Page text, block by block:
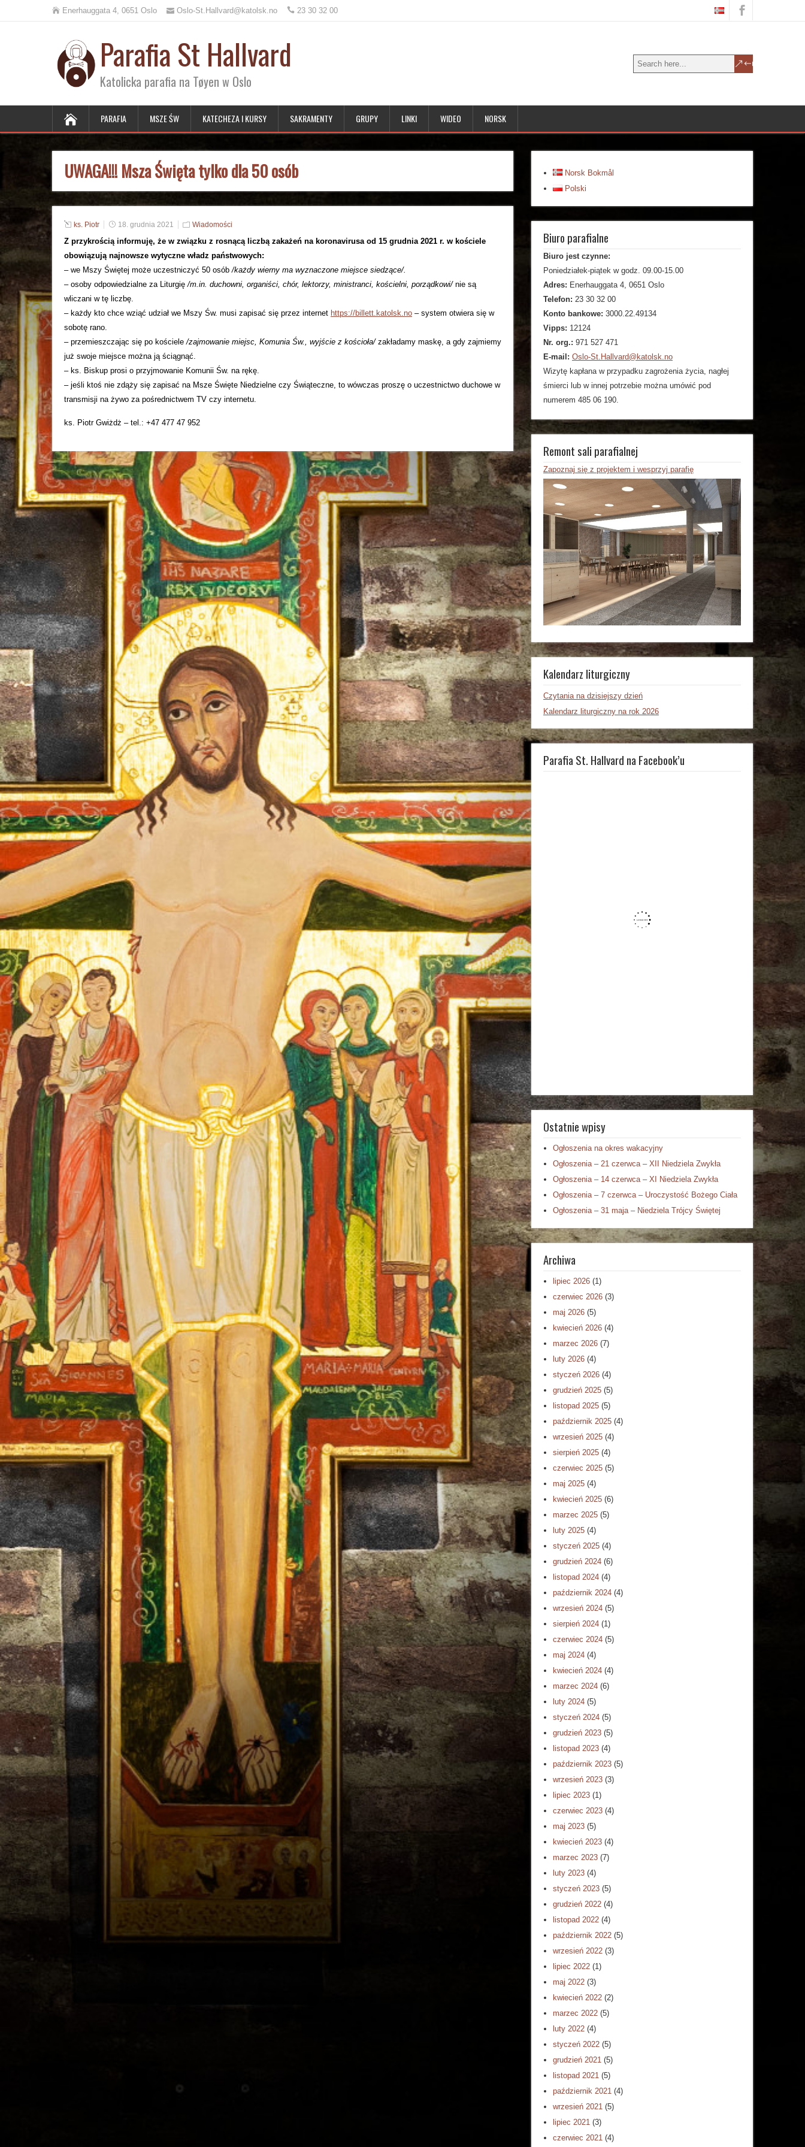
Enerhauggata 4, 0651 Oslo Oslo-St.Hallvard@katolsk.no 23 30 32 00
Parafia St Hallvard
Katolicka parafia na Tøyen w Oslo
PARAFIA MSZE ŚW KATECHEZA I KURSY SAKRAMENTY GRUPY LINKI WIDEO NORSK
UWAGA!!! Msza Święta tylko dla 50 osób
ks. Piotr 18. grudnia 2021 Wiadomości
Z przykrością informuję, że w związku z rosnącą liczbą zakażeń na koronavirusa od 15 grudnia 2021 r. w kościele
obowiązują najnowsze wytyczne władz państwowych:
– we Mszy Świętej może uczestniczyć 50 osób/każdy wierny ma wyznaczone miejsce siedzące/.
– osoby odpowiedzialne za Liturgię/m.in. duchowni, organiści, chór, lektorzy, ministranci, kościelni, porządkowi/nie są
wliczani w tę liczbę.
– każdy kto chce wziąć udział we Mszy Św. musi zapisać się przez internet https://billett.katolsk.no – system otwiera się w
sobotę rano.
– przemieszczając się po kościele/zajmowanie miejsc, Komunia Św., wyjście z kościoła/zakładamy maskę, a gdy zajmiemy
już swoje miejsce można ją ściągnąć.
– ks. Biskup prosi o przyjmowanie Komunii Św. na rękę.
– jeśli ktoś nie zdąży się zapisać na Msze Święte Niedzielne czy Świąteczne, to wówczas proszę o uczestnictwo duchowe w
transmisji na żywo za pośrednictwem TV czy internetu.
ks. Piotr Gwiżdż – tel.: +47 477 47 952
Norsk Bokmål
Polski
Biuro parafialne
Biuro jest czynne:
Poniedziałek-piątek w godz. 09.00-15.00
Adres: Enerhauggata 4, 0651 Oslo
Telefon: 23 30 32 00
Konto bankowe: 3000.22.49134
Vipps: 12124
Nr. org.: 971 527 471
E-mail: Oslo-St.Hallvard@katolsk.no
Wizytę kapłana w przypadku zagrożenia życia, nagłej
śmierci lub w innej potrzebie można umówić pod
numerem 485 06 190.
Remont sali parafialnej
Zapoznaj się z projektem i wesprzyj parafię
Kalendarz liturgiczny
Czytania na dzisiejszy dzień
Kalendarz liturgiczny na rok 2026
Parafia St. Hallvard na Facebook’u
Ostatnie wpisy
Ogłoszenia na okres wakacyjny
Ogłoszenia – 21 czerwca – XII Niedziela Zwykła
Ogłoszenia – 14 czerwca – XI Niedziela Zwykła
Ogłoszenia – 7 czerwca – Uroczystość Bożego Ciała
Ogłoszenia – 31 maja – Niedziela Trójcy Świętej
Archiwa
lipiec 2026 (1)
czerwiec 2026 (3)
maj 2026 (5)
kwiecień 2026 (4)
marzec 2026 (7)
luty 2026 (4)
styczeń 2026 (4)
grudzień 2025 (5)
listopad 2025 (5)
październik 2025 (4)
wrzesień 2025 (4)
sierpień 2025 (4)
czerwiec 2025 (5)
maj 2025 (4)
kwiecień 2025 (6)
marzec 2025 (5)
luty 2025 (4)
styczeń 2025 (4)
grudzień 2024 (6)
listopad 2024 (4)
październik 2024 (4)
wrzesień 2024 (5)
sierpień 2024 (1)
czerwiec 2024 (5)
maj 2024 (4)
kwiecień 2024 (4)
marzec 2024 (6)
luty 2024 (5)
styczeń 2024 (5)
grudzień 2023 (5)
listopad 2023 (4)
październik 2023 (5)
wrzesień 2023 (3)
lipiec 2023 (1)
czerwiec 2023 (4)
maj 2023 (5)
kwiecień 2023 (4)
marzec 2023 (7)
luty 2023 (4)
styczeń 2023 (5)
grudzień 2022 (4)
listopad 2022 (4)
październik 2022 (5)
wrzesień 2022 (3)
lipiec 2022 (1)
maj 2022 (3)
kwiecień 2022 (2)
marzec 2022 (5)
luty 2022 (4)
styczeń 2022 (5)
grudzień 2021 (5)
listopad 2021 (5)
październik 2021 (4)
wrzesień 2021 (5)
lipiec 2021 (3)
czerwiec 2021 (4)